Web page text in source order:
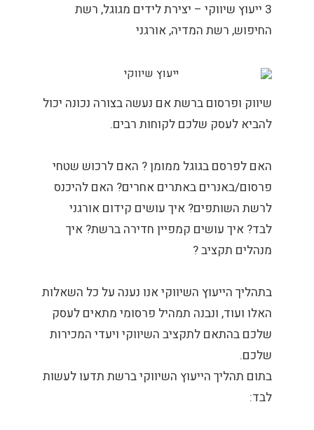
3 ייעוץ שיווקי – יצירת לידים מגוגל, רשת
החיפוש, רשת המדיה, אורגני
שיווק ופרסום ברשת אם נעשה בצורה נכונה יכול
להביא לעסק שלכם לקוחות רבים.
האם לפרסם בגוגל ממומן ? האם לרכוש שטחי
פרסום/באנרים באתרים אחרים? האם להיכנס
לרשת השותפים? איך עושים קידום אורגני
לבד? איך עושים קמפיין חדירה ברשת? איך
מנהלים תקציב ?
בתהליך הייעוץ השיווקי אנו נענה על כל השאלות
האלו ועוד, ונבנה תמהיל פרסומי מתאים לעסק
שלכם בהתאם לתקציב השיווקי ויעדי המכירות
שלכם.
בתום תהליך הייעוץ השיווקי ברשת תדעו לעשות
לבד: